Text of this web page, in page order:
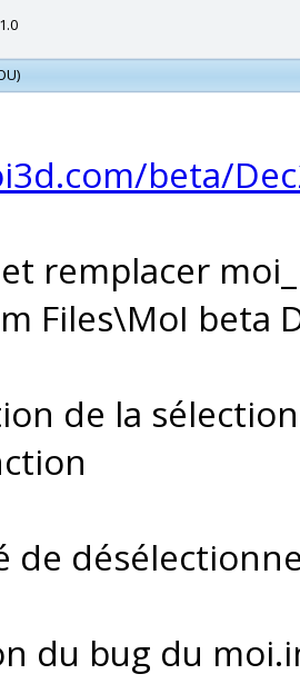
beta/
remplacer
Files\MoI beta
de la
de
du bug du